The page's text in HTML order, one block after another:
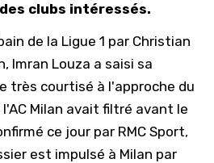
clubs intéressés.
de la Ligue 1 par Christian
Imran Louza a saisi sa
très courtisé à l'approche du
Milan avait filtré avant le
ce jour par RMC Sport,
est impulsé à Milan par